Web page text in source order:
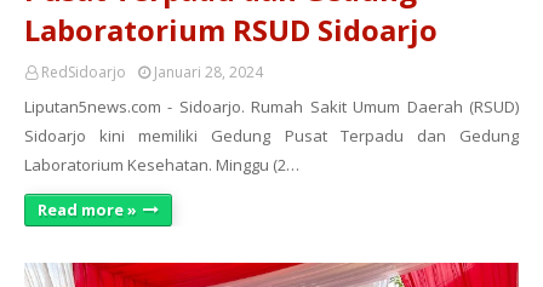
Laboratorium RSUD Sidoarjo
RedSidoarjo Januari 28, 2024
Liputan5news.com - Sidoarjo. Rumah Sakit Umum Daerah (RSUD)
Sidoarjo kini memiliki Gedung Pusat Terpadu dan Gedung
Laboratorium Kesehatan. Minggu (2…
Read more »